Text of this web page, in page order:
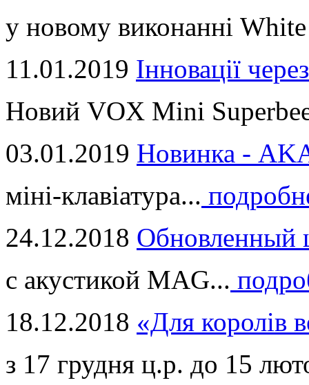
у новому виконанні
11.01.2019 Інновації
Новий VOX Mini
03.01.2019 Новинка -
міні-клавіатура...
24.12.2018 Обновленный
с акустикой MAG...
18.12.2018 «Для королів
з 17 грудня ц.р. до 15